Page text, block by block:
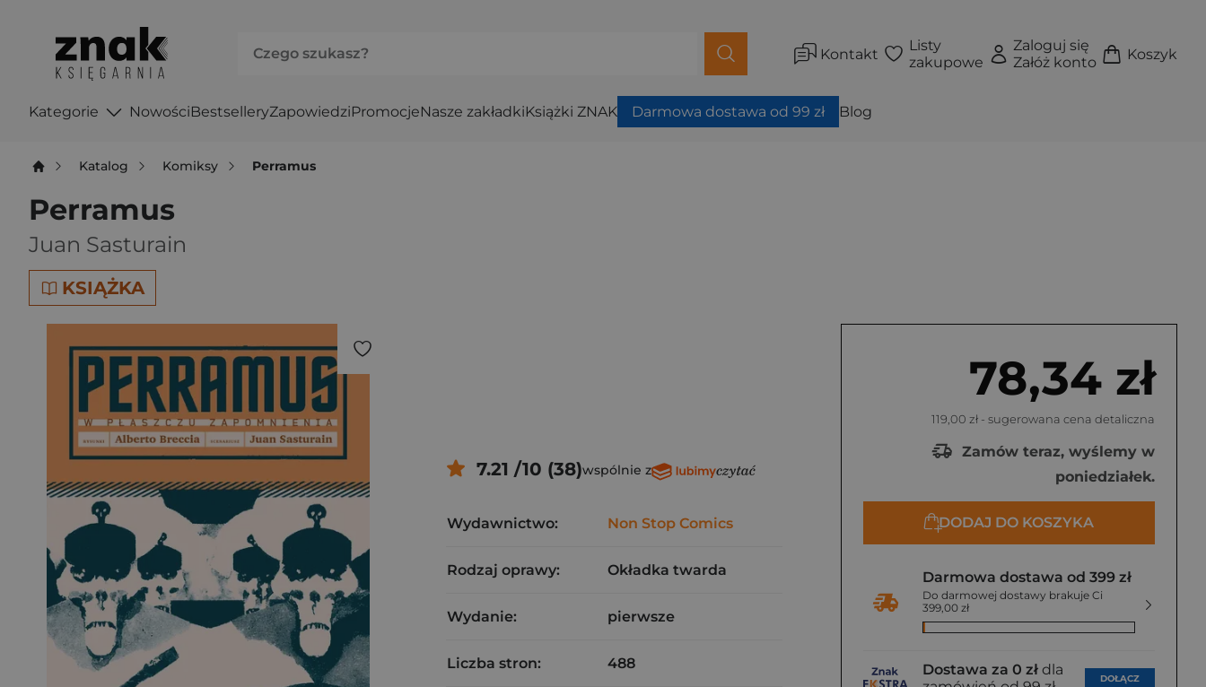
Kontakt
Listy
zakupowe
Zaloguj się
Załóż konto
Koszyk
Kategorie NowościBestselleryZapowiedziPromocjeNasze zakładkiKsiążki ZNAK Darmowa dostawa od 99 zł Blog
Katalog Komiksy Perramus
Perramus
Juan Sasturain
KSIĄŻKA
78,34 zł
119,00 zł - sugerowana cena detaliczna
Zamów teraz, wyślemy w
poniedziałek.
DODAJ DO KOSZYKA
Darmowa dostawa od 399 zł
Do darmowej dostawy brakuje Ci
399,00 zł
Dostawa za 0 zł dla
DOŁĄCZ
7.21 /10 (38)wspólnie z
Wydawnictwo: Non Stop Comics
Rodzaj oprawy: Okładka twarda
Wydanie: pierwsze
Liczba stron: 488